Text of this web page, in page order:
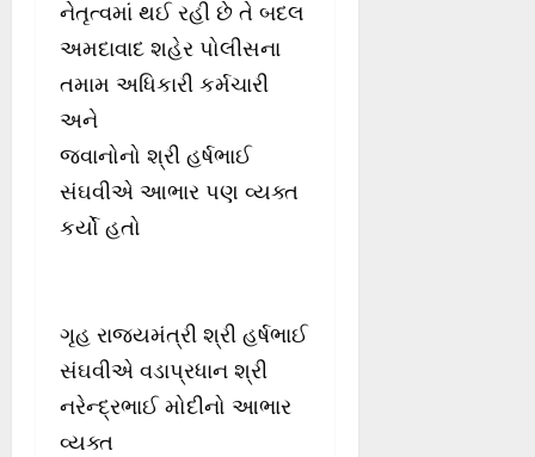
નેતૃત્વમાં થઈ રહી છે તે બદલ
અમદાવાદ શહેર પોલીસના
તમામ અધિકારી કર્મચારી
અને
જવાનોનો શ્રી હર્ષભાઈ
સંઘવીએ આભાર પણ વ્યક્ત
કર્યો હતો
ગૃહ રાજ્યમંત્રી શ્રી હર્ષભાઈ
સંઘવીએ વડાપ્રધાન શ્રી
નરેન્દ્રભાઈ મોદીનો આભાર
વ્યક્ત